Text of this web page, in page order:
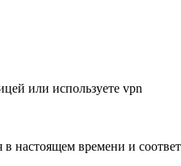
или используете vpn
настоящем времени и